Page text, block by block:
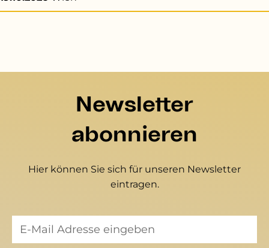
Newsletter
abonnieren
Hier können Sie sich für unseren Newsletter
eintragen.